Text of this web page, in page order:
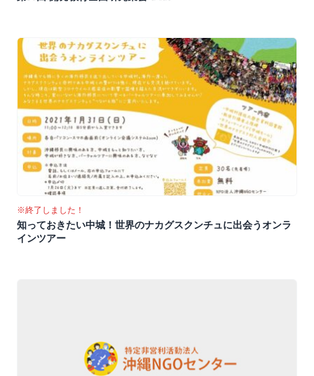
※終了しました！
知っておきたい中城！世界のナカグスクンチュに出会うオンラ
インツアー